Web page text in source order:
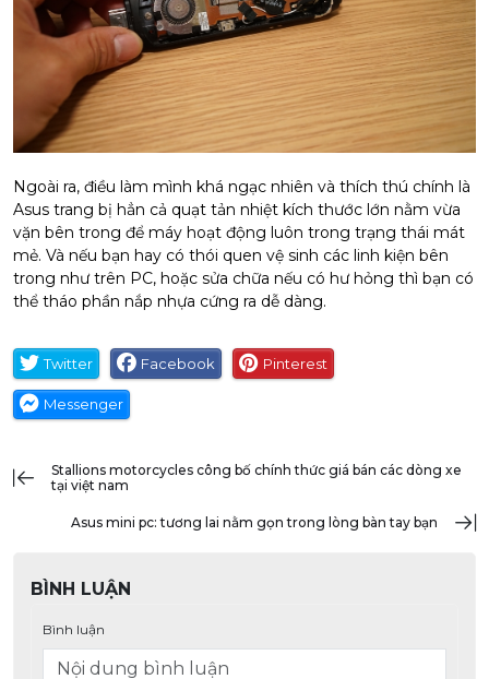
Ngoài ra, điều làm mình khá ngạc nhiên và thích thú chính là
Asus trang bị hẳn cả quạt tản nhiệt kích thước lớn nằm vừa
vặn bên trong để máy hoạt động luôn trong trạng thái mát
mẻ. Và nếu bạn hay có thói quen vệ sinh các linh kiện bên
trong như trên PC, hoặc sửa chữa nếu có hư hỏng thì bạn có
thể tháo phần nắp nhựa cứng ra dễ dàng.
Twitter Facebook Pinterest
Messenger
stallions motorcycles công bố chính thức giá bán các dòng xe
tại việt nam
asus mini pc: tương lai nằm gọn trong lòng bàn tay bạn
BÌNH LUẬN
Bình luận